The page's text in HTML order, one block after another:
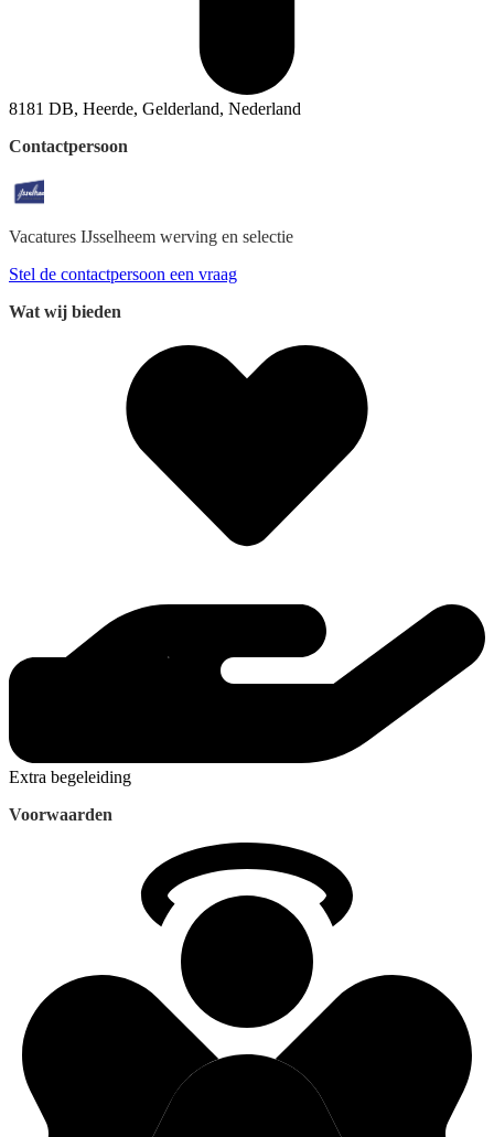
8181 DB, Heerde, Gelderland, Nederland
Contactpersoon
Vacatures IJsselheem werving en selectie
Stel de contactpersoon een vraag
Wat wij bieden
Extra begeleiding
Voorwaarden